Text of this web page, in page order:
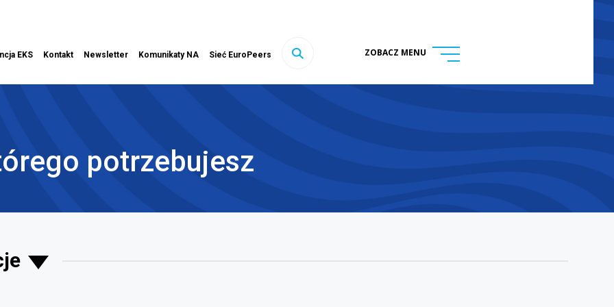
EKS Kontakt Newsletter Komunikaty NA Sieć EuroPeers szukaj na stronieZOBACZ MENU menu
potrzebujesz